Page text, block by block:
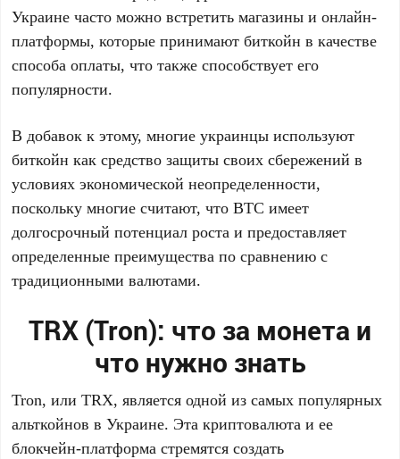
Украине часто можно встретить магазины и онлайн-
платформы, которые принимают биткойн в качестве
способа оплаты, что также способствует его
популярности.
В добавок к этому, многие украинцы используют
биткойн как средство защиты своих сбережений в
условиях экономической неопределенности,
поскольку многие считают, что BTC имеет
долгосрочный потенциал роста и предоставляет
определенные преимущества по сравнению с
традиционными валютами.
TRX (Tron): что за монета и
что нужно знать
Tron, или TRX, является одной из самых популярных
альткойнов в Украине. Эта криптовалюта и ее
блокчейн-платформа стремятся создать